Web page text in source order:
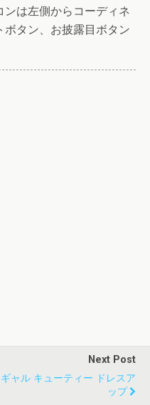
は左側からコーディネ
タン、お披露目ボタン
Next Post
ギャル キューティー ドレスア
ップ